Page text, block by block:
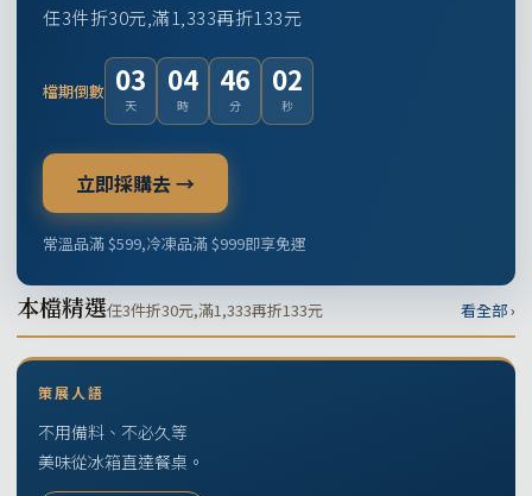
任3件折30元,滿1,333再折133元
檔期倒數 03
天
04
時
46
分
01
秒
立即採購去 →
常溫品滿 $599,冷凍品滿 $999即享免運
本檔精選任3件折30元,滿1,333再折133元 看全部 ›
策展人語
不用備料、不必久等
美味從冰箱直達餐桌。